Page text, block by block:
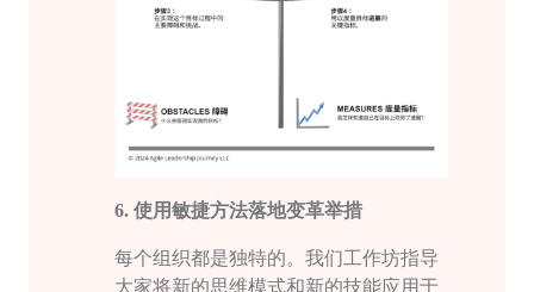
6. 使用敏捷方法落地变革举措
每个组织都是独特的。我们工作坊指导
大家将新的思维模式和新的技能应用于